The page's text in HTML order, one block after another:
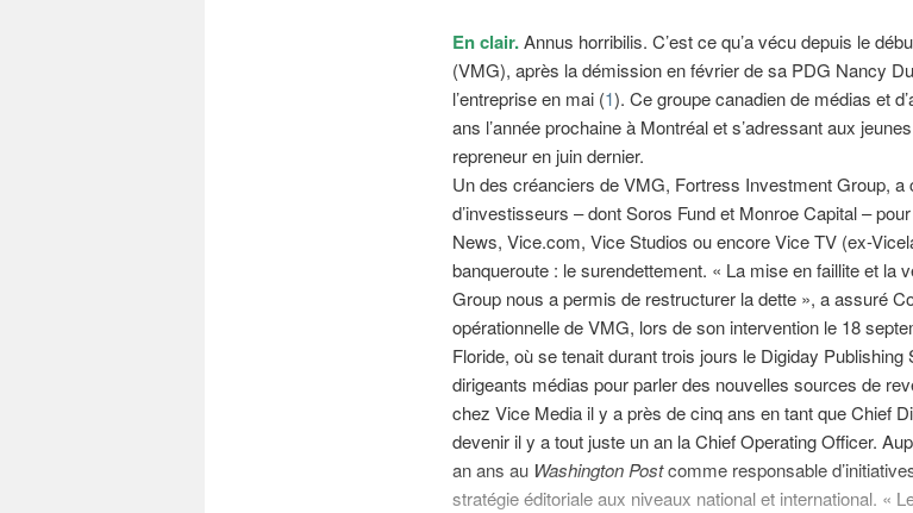
En clair.Annus horribilis. C’est ce qu’a vécu depuis le
(VMG), après la démission en février de sa PDG Nancy
l’entreprise en mai (1). Ce groupe canadien de médias et
ans l’année prochaine à Montréal et s’adressant aux
repreneur en juin dernier.
Un des créanciers de VMG, Fortress Investment Group, a
d’investisseurs – dont Soros Fund et Monroe Capital –
News, Vice.com, Vice Studios ou encore Vice TV (ex-
banqueroute : le surendettement. « La mise en faillite et la
Group nous a permis de restructurer la dette », a assuré
opérationnelle de VMG, lors de son intervention le 18
Floride, où se tenait durant trois jours le Digiday
dirigeants médias pour parler des nouvelles sources de
chez Vice Media il y a près de cinq ans en tant que Chief
devenir il y a tout juste un an la Chief Operating Officer.
an ans au Washington Postcomme responsable
stratégie éditoriale aux niveaux national et international. «